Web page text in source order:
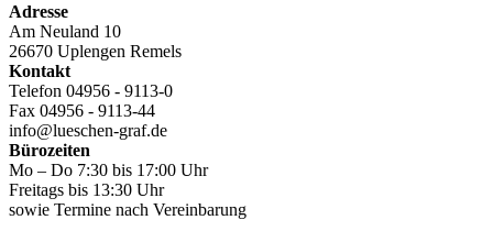
Adresse
Am Neuland 10
26670 Uplengen Remels
Kontakt
Telefon 04956 - 9113-0
Fax 04956 - 9113-44
info@lueschen-graf.de
Bürozeiten
Mo – Do 7:30 bis 17:00 Uhr
Freitags bis 13:30 Uhr
sowie Termine nach Vereinbarung